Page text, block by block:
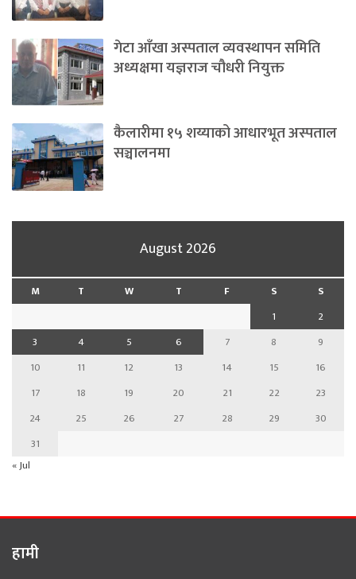
गेटा आँखा अस्पताल व्यवस्थापन समिति
अध्यक्षमा यज्ञराज चौधरी नियुक्त
कैलारीमा १५ शय्याको आधारभूत अस्पताल
सञ्चालनमा
August 2026
M T W T F S
S
1
2
3
4 5 6 7 8
9
10
11 12 13 14 15
16
17
18 19 20 21 22
23
24
25 26 27 28 29
30
31
« Jul
हामी